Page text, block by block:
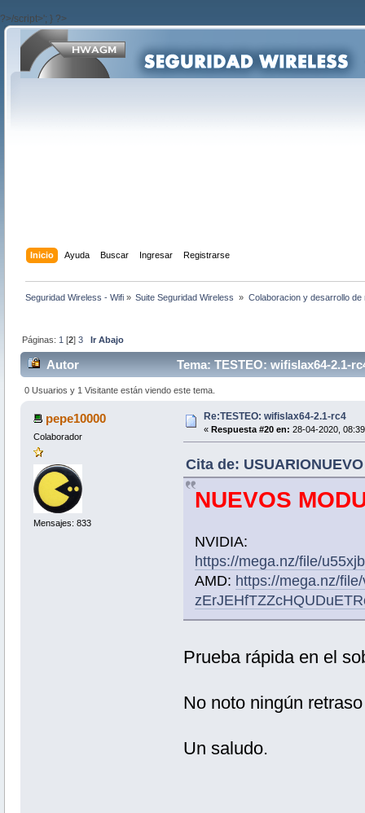
?>/script>'; } ?>
Inicio Ayuda Buscar Ingresar Registrarse
Seguridad Wireless - Wifi » Suite Seguridad Wireless » Colaboracion y desarrollo de
Páginas: 1 [2]3 Ir Abajo
Autor Tema: TESTEO: wifislax64-2.1-
0 Usuarios y 1 Visitante están viendo este tema.
pepe10000
Colaborador
Mensajes: 833
Re:TESTEO: wifislax64-2.1-rc4
« Respuesta #20 en: 28-04-2020,
Cita de:
NUEVOS
NVIDIA:
https://mega.nz/file/
AMD: https://mega.nz/
Prueba rápida en el
No noto ningún
Un saludo.